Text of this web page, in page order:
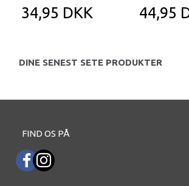
34,95 DKK 44,95
DINE SENEST SETE PRODUKTER
FIND OS PÅ